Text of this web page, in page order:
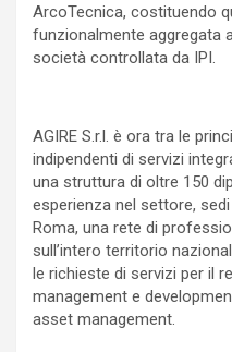
ArcoTecnica, costituendo
funzionalmente aggregata
società controllata da IPI.
AGIRE S.r.l. è ora tra le
indipendenti di servizi
una struttura di oltre 150
esperienza nel settore,
Roma, una rete di
sull’intero territorio
le richieste di servizi per il
management e
asset management.